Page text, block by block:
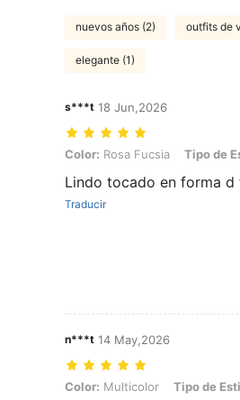
nuevos años (2) outfits de
elegante (1)
s***t 18 Jun,2026
Color: Rosa Fucsia, Tipo de Estilo:
Color: Rosa Fucsia Tipo de
Lindo tocado en forma
Traducir
n***t 14 May,2026
Color: Multicolor, Tipo de Estilo:
Color: Multicolor Tipo de